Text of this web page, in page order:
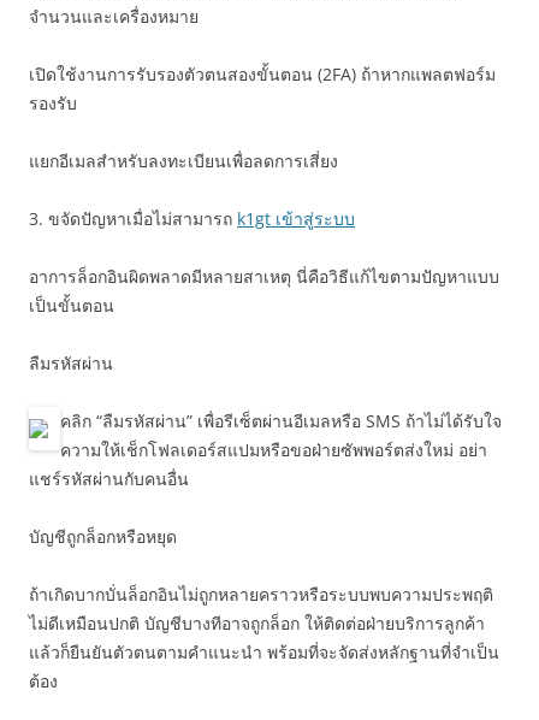
จำนวนและเครื่องหมาย
เปิดใช้งานการรับรองตัวตนสองขั้นตอน (2FA) ถ้าหากแพลตฟอร์ม
รองรับ
แยกอีเมลสำหรับลงทะเบียนเพื่อลดการเสี่ยง
3. ขจัดปัญหาเมื่อไม่สามารถ k1gt เข้าสู่ระบบ
อาการล็อกอินผิดพลาดมีหลายสาเหตุ นี่คือวิธีแก้ไขตามปัญหาแบบ
เป็นขั้นตอน
ลืมรหัสผ่าน
คลิก “ลืมรหัสผ่าน” เพื่อรีเซ็ตผ่านอีเมลหรือ SMS ถ้าไม่ได้รับใจ
ความให้เช็กโฟลเดอร์สแปมหรือขอฝ่ายซัพพอร์ตส่งใหม่ อย่า
แชร์รหัสผ่านกับคนอื่น
บัญชีถูกล็อกหรือหยุด
ถ้าเกิดบากบั่นล็อกอินไม่ถูกหลายคราวหรือระบบพบความประพฤติ
ไม่ดีเหมือนปกติ บัญชีบางทีอาจถูกล็อก ให้ติดต่อฝ่ายบริการลูกค้า
แล้วก็ยืนยันตัวตนตามคำแนะนำ พร้อมที่จะจัดส่งหลักฐานที่จำเป็น
ต้อง